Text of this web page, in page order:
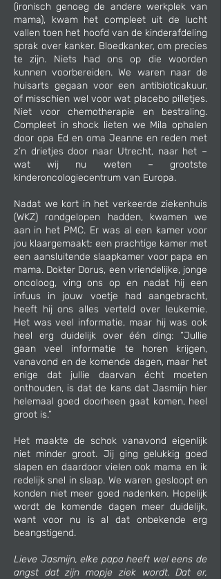
(ironisch genoeg de andere werkplek van
mama), kwam het compleet uit de lucht
vallen toen het hoofd van de kinderafdeling
sprak over kanker. Bloedkanker, om precies
te zijn. Niets had ons op die woorden
kunnen voorbereiden. We waren naar de
huisarts gegaan voor een antibioticakuur,
of misschien wel voor wat placebo pilletjes.
Niet voor chemotherapie en bestraling.
Compleet in shock lieten we Mila ophalen
door opa Ed en oma Jeanne en reden met
z’n drietjes door naar Utrecht, naar het –
wat wij nu weten – grootste
kinderoncologiecentrum van Europa.
Nadat we kort in het verkeerde ziekenhuis
(WKZ) rondgelopen hadden, kwamen we
aan in het PMC. Er was al een kamer voor
jou klaargemaakt; een prachtige kamer met
een aansluitende slaapkamer voor papa en
mama. Dokter Dorus, een vriendelijke, jonge
oncoloog, ving ons op en nadat hij een
infuus in jouw voetje had aangebracht,
heeft hij ons alles verteld over leukemie.
Het was veel informatie, maar hij was ook
heel erg duidelijk over één ding: “Jullie
gaan veel informatie te horen krijgen,
vanavond en de komende dagen, maar het
enige dat jullie daarvan écht moeten
onthouden, is dat de kans dat Jasmijn hier
helemaal goed doorheen gaat komen, heel
groot is.”
Het maakte de schok vanavond eigenlijk
niet minder groot. Jij ging gelukkig goed
slapen en daardoor vielen ook mama en ik
redelijk snel in slaap. We waren gesloopt en
konden niet meer goed nadenken. Hopelijk
wordt de komende dagen meer duidelijk,
want voor nu is al dat onbekende erg
beangstigend.
Lieve Jasmijn, elke papa heeft wel eens de
angst dat zijn mopje ziek wordt. Dat er,